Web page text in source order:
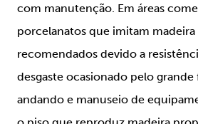
com manutenção. Em áreas
porcelanatos que imitam
recomendados devido a
desgaste ocasionado pelo grande
andando e manuseio de